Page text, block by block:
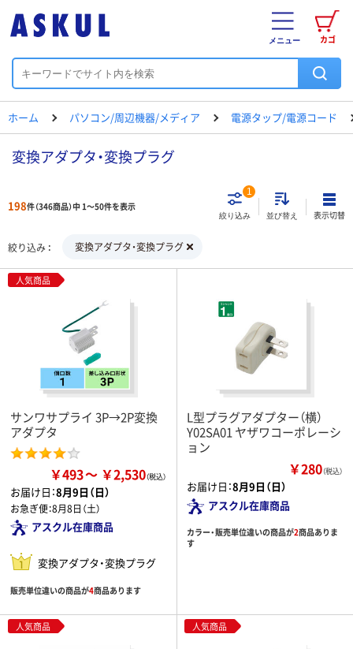
カゴ
メニュー
ホーム パソコン/周辺機器/メディア 電源タップ/電源コード
変換アダプタ・変換プラグ
198件（346商品）中 1～50件を表示
絞り込み
1
並び替え 表示切替
絞り込み 変換アダプタ・変換プラグ
人気商品
サンワサプライ 3P→2P変換
アダプタ
￥493 ￥2,530
お届け日：8月9日（日）
お急ぎ便：8月8日（土）
アスクル在庫商品
変換アダプタ・変換プラグ
販売単位違いの商品が4商品あります
L型プラグアダプター（横）
Y02SA01 ヤザワコーポレーシ
ョン
￥280（税込）
お届け日：8月9日（日）
アスクル在庫商品
カラー・販売単位違いの商品が2商品ありま
す
人気商品 人気商品